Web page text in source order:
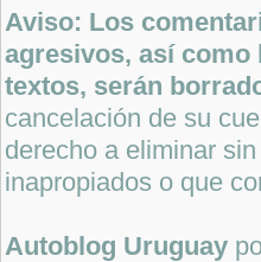
Aviso: Los
agresivos, así como
textos, serán
cancelación de su
derecho a eliminar
inapropiados o que
Autoblog Uruguay